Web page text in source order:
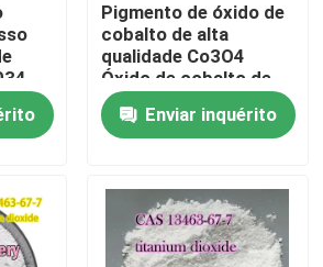
Pigmento de óxido de
cobalto de alta
qualidade Co3O4
Óxido de cobalto de
qualidade cerâmica
CAS 1307-96-6
Enviar inquérito